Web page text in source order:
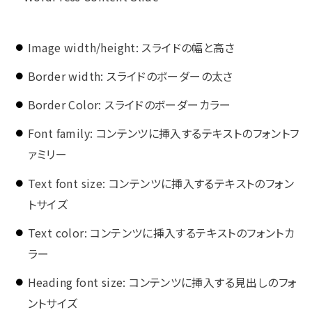
Image width/height: スライドの幅と高さ
Border width: スライドのボーダーの太さ
Border Color: スライドのボーダーカラー
Font family: コンテンツに挿入するテキストのフォントフ
ァミリー
Text font size: コンテンツに挿入するテキストのフォン
トサイズ
Text color: コンテンツに挿入するテキストのフォントカ
ラー
Heading font size: コンテンツに挿入する見出しのフォ
ントサイズ